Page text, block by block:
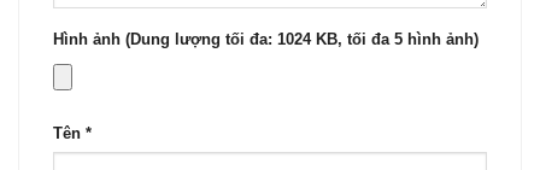
Hình ảnh (Dung lượng tối đa: 1024 KB, tối đa 5 hình ảnh)
Tên *